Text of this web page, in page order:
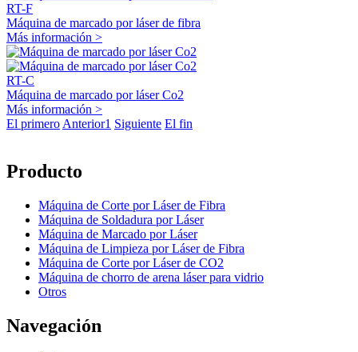
RT-F
Máquina de marcado por láser de fibra
Más información >
RT-C
Máquina de marcado por láser Co2
Más información >
El primero Anterior1 Siguiente El fin
Producto
Máquina de Corte por Láser de Fibra
Máquina de Soldadura por Láser
Máquina de Marcado por Láser
Máquina de Limpieza por Láser de Fibra
Máquina de Corte por Láser de CO2
Máquina de chorro de arena láser para vidrio
Otros
Navegación